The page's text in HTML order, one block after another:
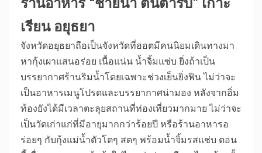
เรียน อยุธยา
จังหวัดอยุธยาถือเป็นจังหวัดที่ฮอตมีคนนิยมเดินทางมา
หากุ้งเผาแสนอร่อย เนื้อแน่น น้ำจิ้มแซ่บ ยิ่งถ้าเป็น
บรรยากาศร้านริมน้ำโดยเฉพาะช่วงเย็นยิ่งฟิน ไม่ว่าจะ
เป็นอาหารเมนูโปรดและบรรยากาศน่ามอง หลังจากอิ่ม
ท้องยังได้มีเวลาตะลุยสถานที่ท่องเที่ยวมากมาย ไม่ว่าจะ
เป็นวัดเก่าแก่ที่มีอายุมากกว่าร้อยปี หรือร้านอาหารอ
ร่อยๆ กับกุ้งแม่น้ำตัวโตๆ สดๆ พร้อมน้ำจิ้มรสแช่บ ตอน